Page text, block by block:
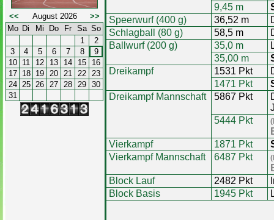
<< >>
August 2026
Mo Di Mi Do Fr Sa So
1
2
3
4 5 6 7 8
9
10
11 12 13 14 15
16
17
18 19 20 21 22 23
24 25 26 27 28 29 30
31
9,45 m
Speerwurf (400 g)
36,52 m
Schlagball (80 g)
58,5 m
Ballwurf (200 g)
35,0 m
35,00 m
Dreikampf
1531 Pkt
1471 Pkt
Dreikampf Mannschaft
5867 Pkt
5444 Pkt
Vierkampf
1871 Pkt
Vierkampf Mannschaft
6487 Pkt
Block Lauf
2482 Pkt
Block Basis
1945 Pkt